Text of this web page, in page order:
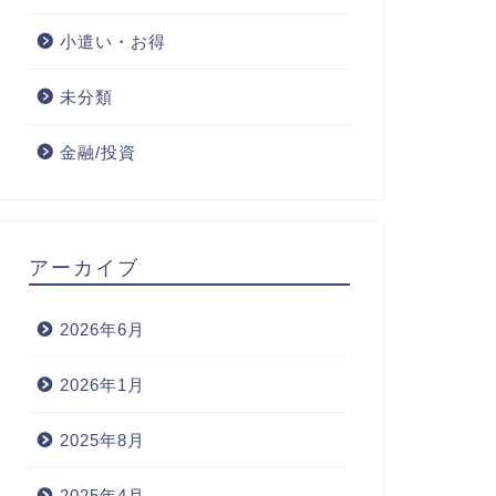
小遣い・お得
未分類
金融/投資
アーカイブ
2026年6月
2026年1月
2025年8月